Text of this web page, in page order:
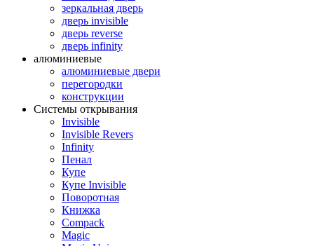
зеркальная дверь
дверь invisible
дверь reverse
дверь infinity
алюминиевые
алюминиевые двери
перегородки
конструкции
Системы открывания
Invisible
Invisible Revers
Infinity
Пенал
Купе
Купе Invisible
Поворотная
Книжка
Compack
Magic